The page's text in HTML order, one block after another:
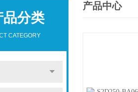
品分类
CATEGORY
产品中心